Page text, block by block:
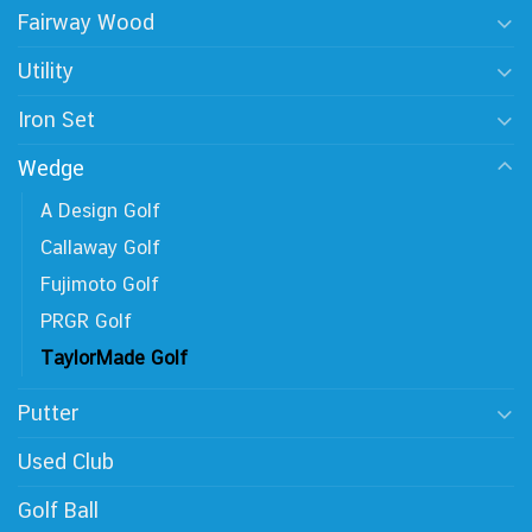
Fairway Wood
Utility
Iron Set
Wedge
A Design Golf
Callaway Golf
Fujimoto Golf
PRGR Golf
TaylorMade Golf
Putter
Used Club
Golf Ball